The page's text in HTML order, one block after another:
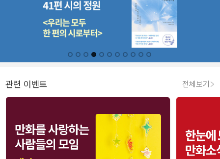
관련 이벤트 전체보기